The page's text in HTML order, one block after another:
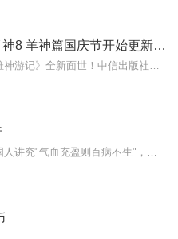
小猪屏蓬十二生肖神8 羊神篇国庆节开始更新啦！